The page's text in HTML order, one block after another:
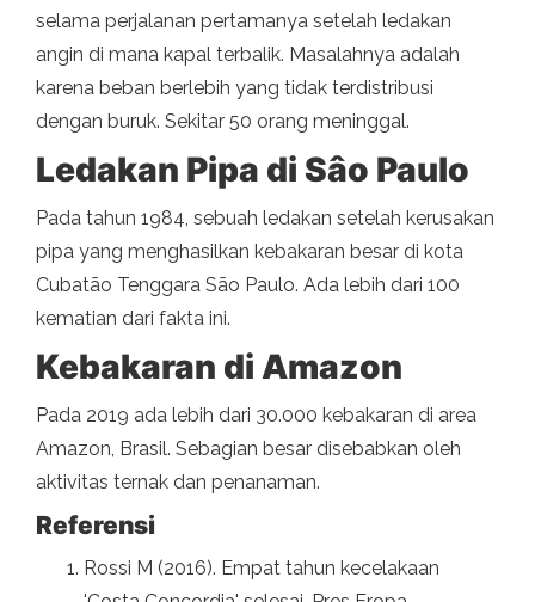
selama perjalanan pertamanya setelah ledakan
angin di mana kapal terbalik. Masalahnya adalah
karena beban berlebih yang tidak terdistribusi
dengan buruk. Sekitar 50 orang meninggal.
Ledakan Pipa di Sâo Paulo
Pada tahun 1984, sebuah ledakan setelah kerusakan
pipa yang menghasilkan kebakaran besar di kota
Cubatão Tenggara São Paulo. Ada lebih dari 100
kematian dari fakta ini.
Kebakaran di Amazon
Pada 2019 ada lebih dari 30.000 kebakaran di area
Amazon, Brasil. Sebagian besar disebabkan oleh
aktivitas ternak dan penanaman.
Referensi
Rossi M (2016). Empat tahun kecelakaan